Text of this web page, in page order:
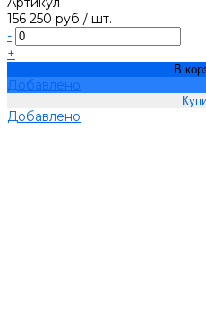
156 250 руб / шт.
-
+
В
Добавлено
Добавлено